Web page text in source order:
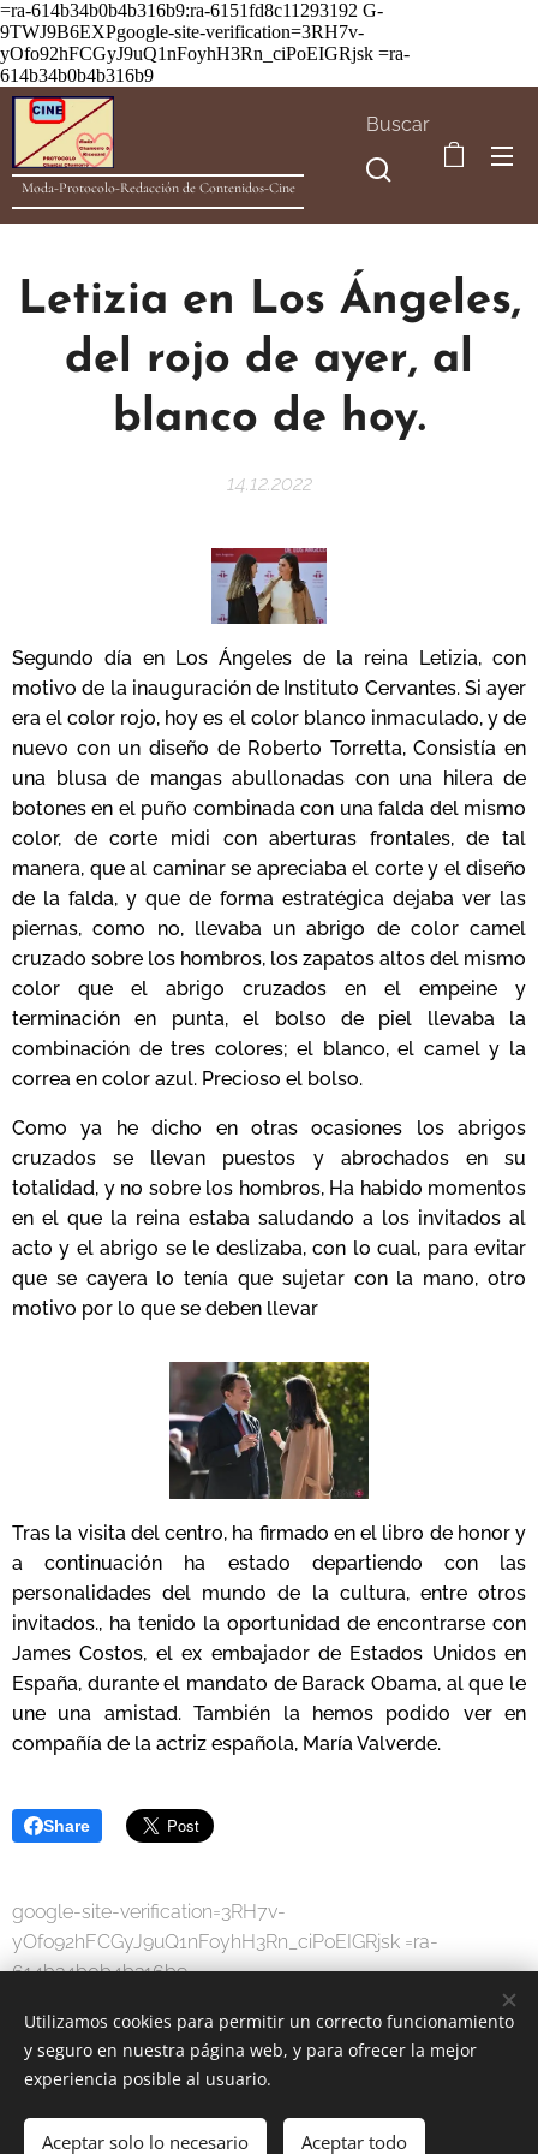
=ra-614b34b0b4b316b9:ra-6151fd8c11293192 G-
9TWJ9B6EXPgoogle-site-verification=3RH7v-
yOfo92hFCGyJ9uQ1nFoyhH3Rn_ciPoEIGRjsk =ra-
614b34b0b4b316b9
Moda-Protocolo-Redacción de Contenidos-Cine
Buscar
Letizia en Los Ángeles,
del rojo de ayer, al
blanco de hoy.
14.12.2022
Segundo día en Los Ángeles de la reina Letizia, con
motivo de la inauguración de Instituto Cervantes. Si ayer
era el color rojo, hoy es el color blanco inmaculado, y de
nuevo con un diseño de Roberto Torretta, Consistía en
una blusa de mangas abullonadas con una hilera de
botones en el puño combinada con una falda del mismo
color, de corte midi con aberturas frontales, de tal
manera, que al caminar se apreciaba el corte y el diseño
de la falda, y que de forma estratégica dejaba ver las
piernas, como no, llevaba un abrigo de color camel
cruzado sobre los hombros, los zapatos altos del mismo
color que el abrigo cruzados en el empeine y
terminación en punta, el bolso de piel llevaba la
combinación de tres colores; el blanco, el camel y la
correa en color azul. Precioso el bolso.
Como ya he dicho en otras ocasiones los abrigos
cruzados se llevan puestos y abrochados en su
totalidad, y no sobre los hombros, Ha habido momentos
en el que la reina estaba saludando a los invitados al
acto y el abrigo se le deslizaba, con lo cual, para evitar
que se cayera lo tenía que sujetar con la mano, otro
motivo por lo que se deben llevar
Tras la visita del centro, ha firmado en el libro de honor y
a continuación ha estado departiendo con las
personalidades del mundo de la cultura, entre otros
invitados., ha tenido la oportunidad de encontrarse con
James Costos, el ex embajador de Estados Unidos en
España, durante el mandato de Barack Obama, al que le
une una amistad. También la hemos podido ver en
compañía de la actriz española, María Valverde.
Share
google-site-verification=3RH7v-
yOfo92hFCGyJ9uQ1nFoyhH3Rn_ciPoEIGRjsk =ra-
614b34b0b4b316b9
Utilizamos cookies para permitir un correcto funcionamiento
y seguro en nuestra página web, y para ofrecer la mejor
experiencia posible al usuario.
Aceptar solo lo necesario Aceptar todo